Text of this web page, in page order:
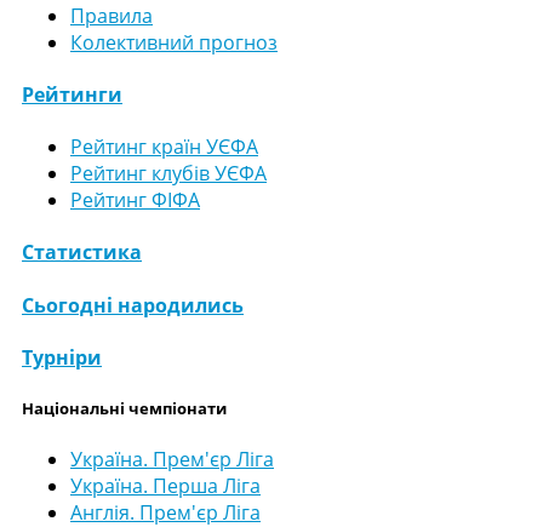
Правила
Колективний прогноз
Рейтинги
Рейтинг країн УЄФА
Рейтинг клубів УЄФА
Рейтинг ФІФА
Статистика
Сьогодні народились
Турніри
Національні чемпіонати
Україна. Прем'єр Ліга
Україна. Перша Ліга
Англія. Прем'єр Ліга